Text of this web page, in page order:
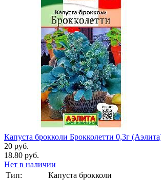
Капуста брокколи Брокколетти 0,3г
20 руб.
18.80 руб.
Нет в наличии
Тип:
Капуста брокколи